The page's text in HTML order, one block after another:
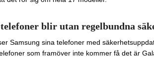
telefoner blir utan regelbundna
Samsung sina telefoner med
som framöver inte kommer få det är